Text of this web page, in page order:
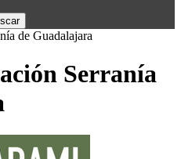
de Guadalajara
Serranía